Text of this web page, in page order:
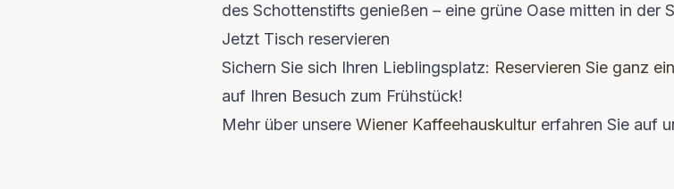
des Schottenstifts genießen – eine grüne Oase mitten in der
Jetzt Tisch reservieren
Sichern Sie sich Ihren Lieblingsplatz: Reservieren Sie ganz
auf Ihren Besuch zum Frühstück!
Mehr über unsere Wiener Kaffeehauskultur erfahren Sie auf